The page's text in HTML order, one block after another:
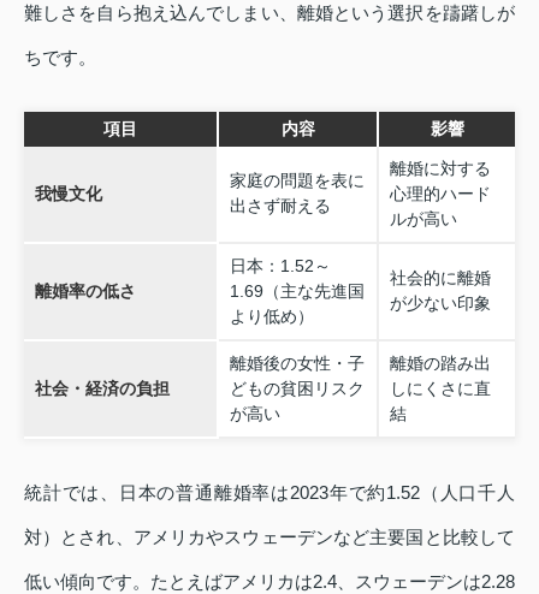
難しさを自ら抱え込んでしまい、離婚という選択を躊躇しが
ちです。
項目 内容 影響
我慢文化
家庭の問題を表に
出さず耐える
離婚に対する
心理的ハード
ルが高い
離婚率の低さ
日本：1.52～
1.69（主な先進国
より低め）
社会的に離婚
が少ない印象
社会・経済の負担
離婚後の女性・子
どもの貧困リスク
が高い
離婚の踏み出
しにくさに直
結
統計では、日本の普通離婚率は2023年で約1.52（人口千人
対）とされ、アメリカやスウェーデンなど主要国と比較して
低い傾向です。たとえばアメリカは2.4、スウェーデンは2.28